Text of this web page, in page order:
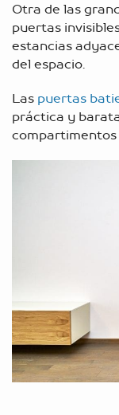
Otra de las
puertas
estancias
del espacio.
Las puertas
práctica y
compartimentos